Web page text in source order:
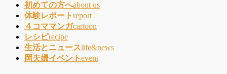
初めての方へabout us
体験レポートreport
４コママンガcartoon
レシピrecipe
生活とニュースlife&news
岡夫婦イベントevent